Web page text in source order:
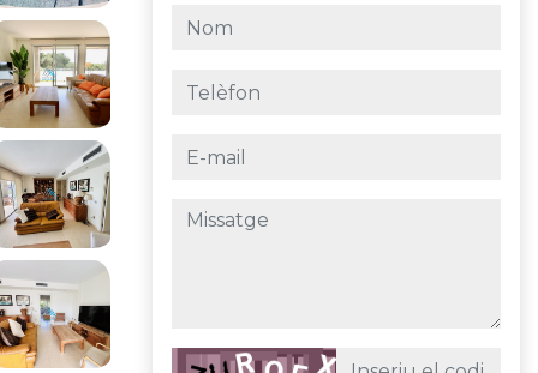
nom
telèfon
e-mail
missatge
Captcha